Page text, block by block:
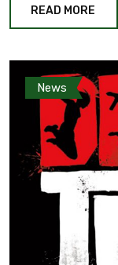
READ MORE
News